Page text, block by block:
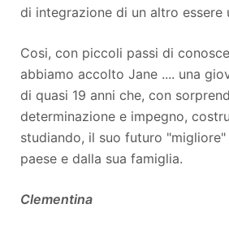
di integrazione di un altro essere
Cosi, con piccoli passi di
abbiamo accolto Jane .... una
di quasi 19 anni che, con
determinazione e impegno,
studiando, il suo futuro
paese e dalla sua famiglia.
Clementina